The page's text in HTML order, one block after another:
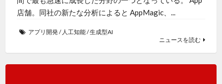
店舗。同社の新たな分析によると AppMagic、...
アプリ開発 / 人工知能/生成型AI
ニュースを読む